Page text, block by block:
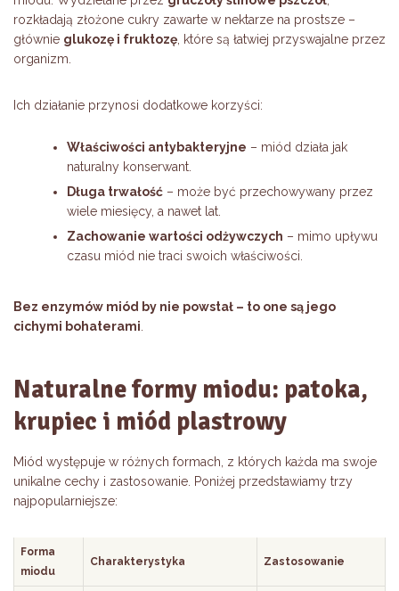
rozkładają złożone cukry zawarte w nektarze na prostsze –
głównie glukozę i fruktozę, które są łatwiej przyswajalne przez
organizm.
Ich działanie przynosi dodatkowe korzyści:
Właściwości antybakteryjne – miód działa jak
naturalny konserwant.
Długa trwałość – może być przechowywany przez
wiele miesięcy, a nawet lat.
Zachowanie wartości odżywczych – mimo upływu
czasu miód nie traci swoich właściwości.
Bez enzymów miód by nie powstał – to one są jego
cichymi bohaterami.
Naturalne formy miodu: patoka,
krupiec i miód plastrowy
Miód występuje w różnych formach, z których każda ma swoje
unikalne cechy i zastosowanie. Poniżej przedstawiamy trzy
najpopularniejsze:
Forma
miodu
Charakterystyka Zastosowanie